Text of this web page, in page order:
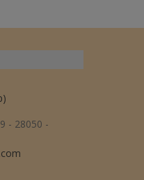
- 28050 -